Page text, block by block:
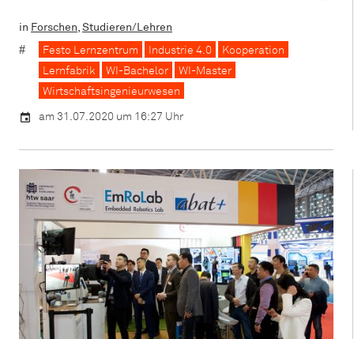
in Forschen Studieren/Lehren
Festo Lernzentrum Industrie 4.0
Kooperation
Lernfabrik
WI-Bachelor
WI-Master
Wirtschaftsingenieurwesen
am 31.07.2020 um 16:27 Uhr